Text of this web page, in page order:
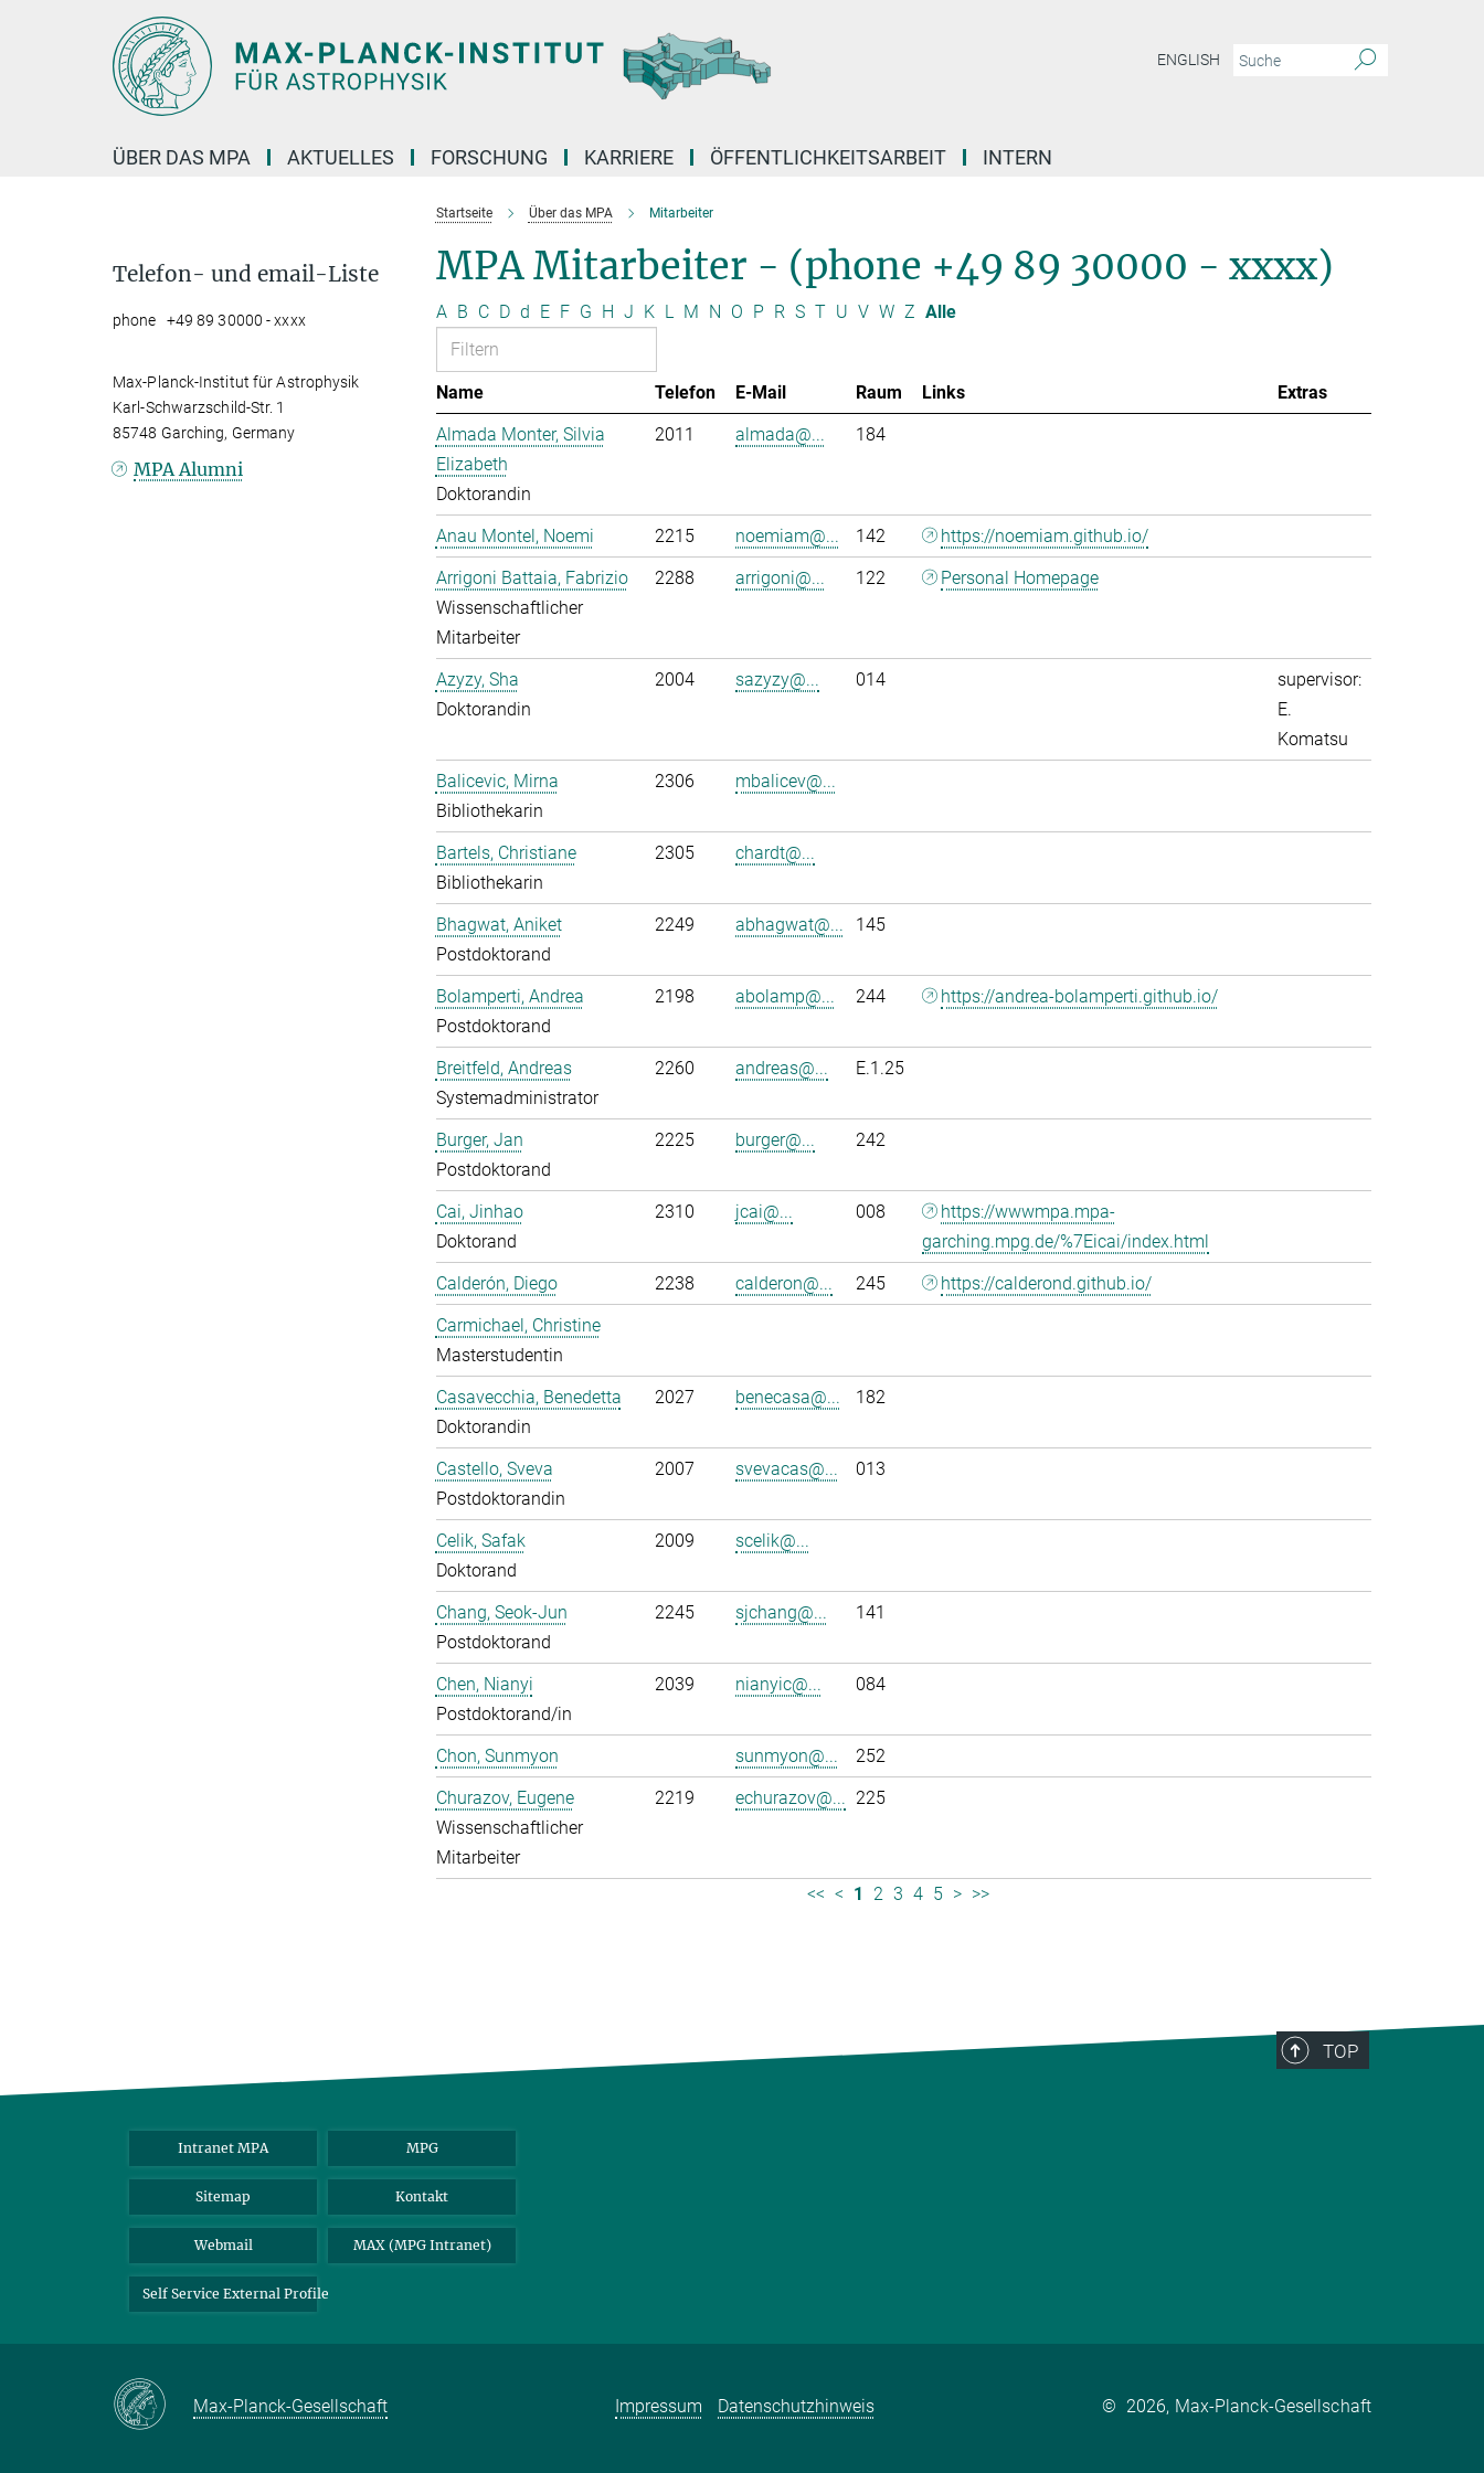
ENGLISH
ÜBER DAS MPA AKTUELLES FORSCHUNG KARRIERE ÖFFENTLICHKEITSARBEIT INTERN
Startseite Über das MPA Mitarbeiter
MPA Mitarbeiter - (phone +49 89 30000 - xxxx)
A B C D d E F G H J K L M N O P R S T U V W Z Alle
Name Telefon E-Mail Raum Links
Extras
Almada Monter, Silvia
Elizabeth
Doktorandin
2011 almada@... 184
Anau Montel, Noemi 2215 noemiam@... 142
https://noemiam.github.io/
Arrigoni Battaia, Fabrizio
Wissenschaftlicher
Mitarbeiter
2288 arrigoni@... 122 Personal Homepage
Azyzy, Sha
Doktorandin
2004 sazyzy@... 014
supervisor:
E.
Komatsu
Balicevic, Mirna
Bibliothekarin
2306 mbalicev@...
Bartels, Christiane
Bibliothekarin
2305 chardt@...
Bhagwat, Aniket
Postdoktorand
2249 abhagwat@... 145
Bolamperti, Andrea
Postdoktorand
2198 abolamp@... 244 https://andrea-bolamperti.github.io/
Breitfeld, Andreas
Systemadministrator
2260 andreas@... E.1.25
Burger, Jan
Postdoktorand
2225 burger@... 242
Cai, Jinhao
Doktorand
2310 jcai@... 008
https://wwwmpa.mpa-
garching.mpg.de/%7Eicai/index.html
Calderón, Diego
2238 calderon@... 245
https://calderond.github.io/
Carmichael, Christine
Masterstudentin
Casavecchia, Benedetta
Doktorandin
2027 benecasa@... 182
Castello, Sveva
Postdoktorandin
2007 svevacas@... 013
Celik, Safak
Doktorand
2009 scelik@...
Chang, Seok-Jun
Postdoktorand
2245 sjchang@... 141
Chen, Nianyi
Postdoktorand/in
2039 nianyic@... 084
Chon, Sunmyon sunmyon@...
252
Churazov, Eugene
Wissenschaftlicher
Mitarbeiter
2219 echurazov@... 225
<< < 1 2 3 4 5 > >>
Telefon- und email-Liste
phone +49 89 30000 - xxxx
Max-Planck-Institut für Astrophysik
Karl-Schwarzschild-Str. 1
85748 Garching, Germany
MPA Alumni
TOP
Intranet MPA MPG
Sitemap Kontakt
Webmail MAX (MPG Intranet)
Self Service External Profile
Max-Planck-Gesellschaft Impressum Datenschutzhinweis © 2026, Max-Planck-Gesellschaft